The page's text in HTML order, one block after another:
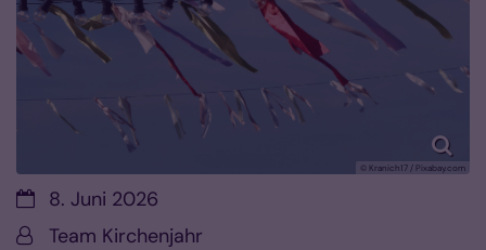
© Kranich17 / Pixabay.com
Datum:8. Juni 2026
Von:Team Kirchenjahr